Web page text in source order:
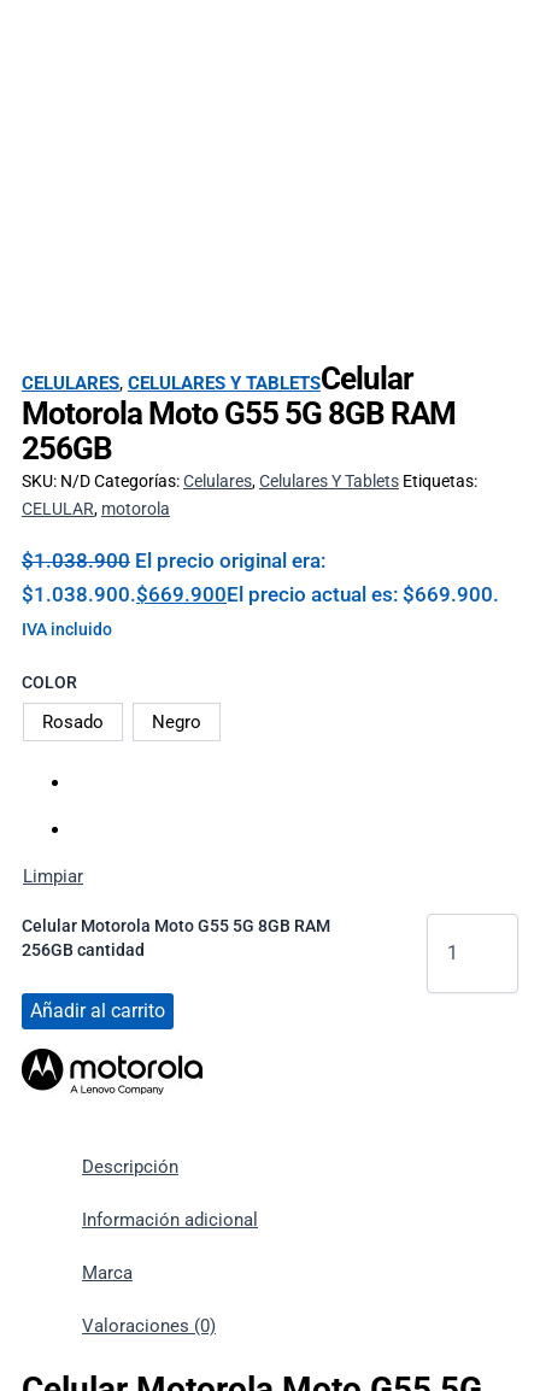
CELULARES, CELULARES Y TABLETSCelular
Motorola Moto G55 5G 8GB RAM
256GB
SKU: N/DCategorías:Celulares,Celulares Y Tablets Etiquetas:
CELULAR, motorola
$1.038.900 El precio original era:
$1.038.900.$669.900El precio actual es: $669.900.
IVA incluido
COLOR
Rosado Negro
Limpiar
Celular Motorola Moto G55 5G 8GB RAM
256GB cantidad
Añadir al carrito
Descripción
Información adicional
Marca
Valoraciones (0)